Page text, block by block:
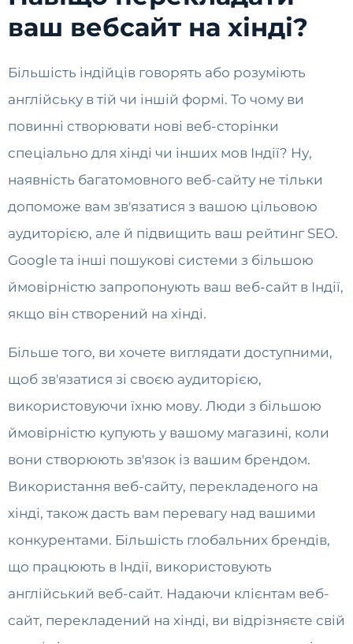
ваш вебсайт на хінді?
Більшість індійців говорять або розуміють
англійську в тій чи іншій формі. То чому ви
повинні створювати нові веб-сторінки
спеціально для хінді чи інших мов Індії? Ну,
наявність багатомовного веб-сайту не тільки
допоможе вам зв'язатися з вашою цільовою
аудиторією, але й підвищить ваш рейтинг SEO.
Google та інші пошукові системи з більшою
ймовірністю запропонують ваш веб-сайт в Індії,
якщо він створений на хінді.
Більше того, ви хочете виглядати доступними,
щоб зв'язатися зі своєю аудиторією,
використовуючи їхню мову. Люди з більшою
ймовірністю купують у вашому магазині, коли
вони створюють зв'язок із вашим брендом.
Використання веб-сайту, перекладеного на
хінді, також дасть вам перевагу над вашими
конкурентами. Більшість глобальних брендів,
що працюють в Індії, використовують
англійський веб-сайт. Надаючи клієнтам веб-
сайт, перекладений на хінді, ви відрізняєте свій